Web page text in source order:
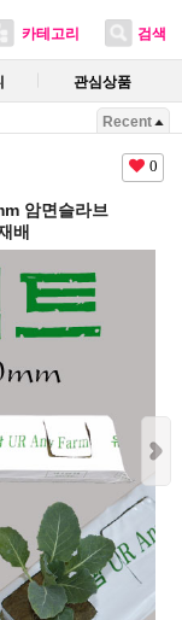
카테고리 검색
관심상품
Recent
0
암면슬라브
배